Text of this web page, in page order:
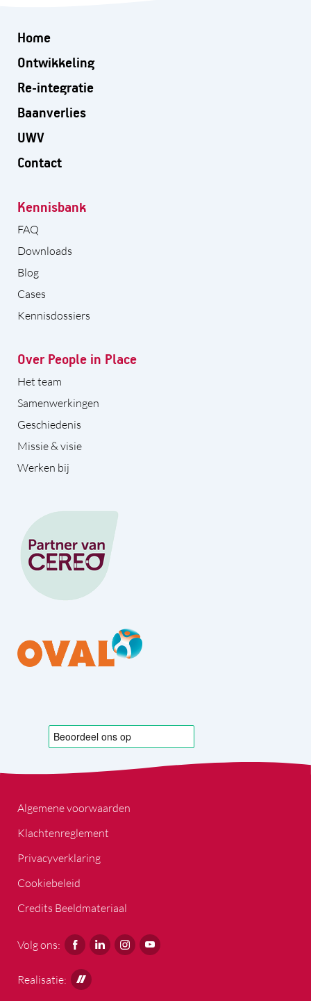
Home
Ontwikkeling
Re-integratie
Baanverlies
UWV
Contact
Kennisbank
FAQ
Downloads
Blog
Cases
Kennisdossiers
Over People in Place
Het team
Samenwerkingen
Geschiedenis
Missie & visie
Werken bij
Algemene voorwaarden
Klachtenreglement
Privacyverklaring
Cookiebeleid
Credits Beeldmateriaal
Volg ons:
Realisatie: